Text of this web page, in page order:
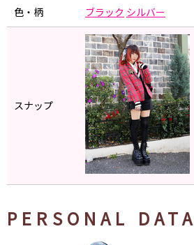
色・柄 ブラック シルバー
スナップ
PERSONAL DATA